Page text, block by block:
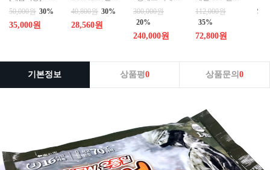
50,000원 30%
35,000원
40,800원 30%
28,560원
300,000원
20%
240,000원
112,000원
35%
72,800원
기본정보 상품평0 상품문의0